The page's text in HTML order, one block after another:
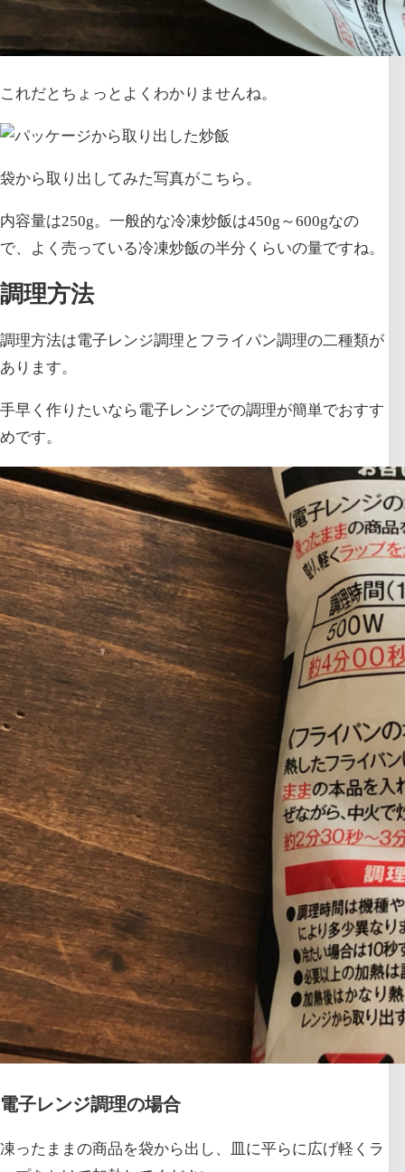
これだとちょっとよくわかりませんね。
袋から取り出してみた写真がこちら。
内容量は250g。一般的な冷凍炒飯は450g～600gなの
で、よく売っている冷凍炒飯の半分くらいの量ですね。
調理方法
調理方法は電子レンジ調理とフライパン調理の二種類が
あります。
手早く作りたいなら電子レンジでの調理が簡単でおすす
めです。
電子レンジ調理の場合
凍ったままの商品を袋から出し、皿に平らに広げ軽くラ